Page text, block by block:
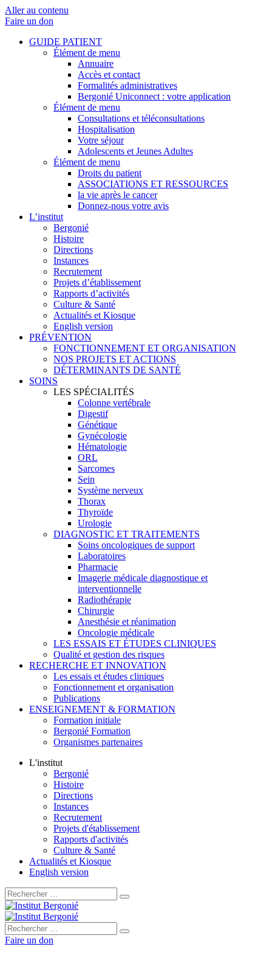
Aller au contenu
Faire un don
GUIDE PATIENT
Élément de menu
Annuaire
Accès et contact
Formalités administratives
Bergonié Uniconnect : votre application
Élément de menu
Consultations et téléconsultations
Hospitalisation
Votre séjour
Adolescents et Jeunes Adultes
Élément de menu
Droits du patient
ASSOCIATIONS ET RESSOURCES
la vie après le cancer
Donnez-nous votre avis
L’institut
Bergonié
Histoire
Directions
Instances
Recrutement
Projets d’établissement
Rapports d’activités
Culture & Santé
Actualités et Kiosque
English version
PRÉVENTION
FONCTIONNEMENT ET ORGANISATION
NOS PROJETS ET ACTIONS
DÉTERMINANTS DE SANTÉ
SOINS
LES SPÉCIALITÉS
Colonne vertébrale
Digestif
Génétique
Gynécologie
Hématologie
ORL
Sarcomes
Sein
Système nerveux
Thorax
Thyroïde
Urologie
DIAGNOSTIC ET TRAITEMENTS
Soins oncologiques de support
Laboratoires
Pharmacie
Imagerie médicale diagnostique et
interventionnelle
Radiothérapie
Chirurgie
Anesthésie et réanimation
Oncologie médicale
LES ESSAIS ET ÉTUDES CLINIQUES
Qualité et gestion des risques
RECHERCHE ET INNOVATION
Les essais et études cliniques
Fonctionnement et organisation
Publications
ENSEIGNEMENT & FORMATION
Formation initiale
Bergonié Formation
Organismes partenaires
L'institut
Bergonié
Histoire
Directions
Instances
Recrutement
Projets d'établissement
Rapports d'activités
Culture & Santé
Actualités et Kiosque
English version
Rechercher :
Rechercher :
Faire un don